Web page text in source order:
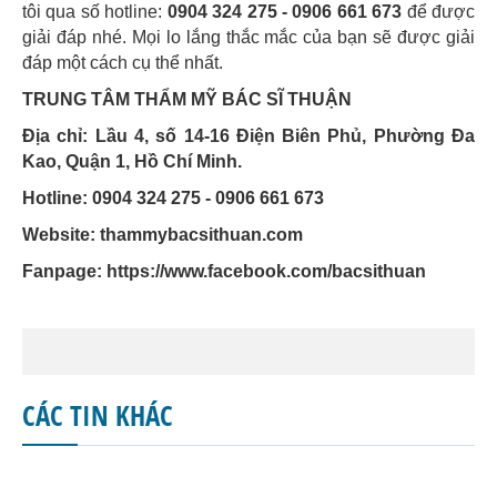
tôi qua số hotline: 0904 324 275 - 0906 661 673 để được
giải đáp nhé. Mọi lo lắng thắc mắc của bạn sẽ được giải
đáp một cách cụ thể nhất.
TRUNG TÂM THẨM MỸ BÁC SĨ THUẬN
Địa chỉ: Lầu 4, số 14-16 Điện Biên Phủ, Phường Đa
Kao, Quận 1, Hồ Chí Minh.
Hotline: 0904 324 275 - 0906 661 673
Website: thammybacsithuan.com
Fanpage: https://www.facebook.com/bacsithuan
CÁC TIN KHÁC